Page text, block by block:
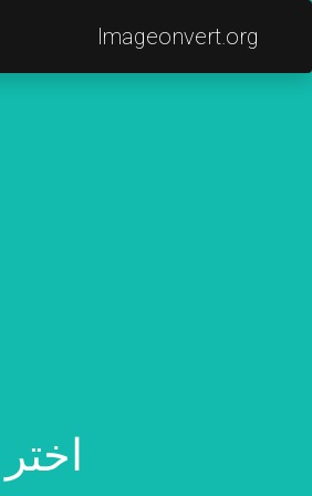
Imageonvert.org
اختر K25 للتحويل إلى IMAGE